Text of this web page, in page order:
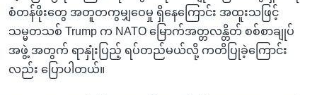
စံတန်ဖိုးတွေ အတူတကွမျှဝေမှု ရှိနေကြောင်း အထူးသဖြင့်
သမ္မတသစ် Trump က NATO မြောက်အတ္တလန္တိတ် စစ်စာချုပ်
အဖွဲ့ အတွက် ရာနှုံးပြည့် ရပ်တည်မယ်လို့ ကတိပြုခဲ့ကြောင်း
လည်း ပြောပါတယ်။